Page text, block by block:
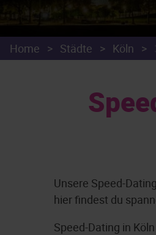
Home > Städte > Köln >
Unsere Speed-
hier findest du
Speed-Dating in